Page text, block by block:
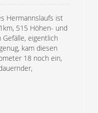
Hermannslaufs ist
515 Höhen- und
eigentlich
kam diesen
18 noch ein,